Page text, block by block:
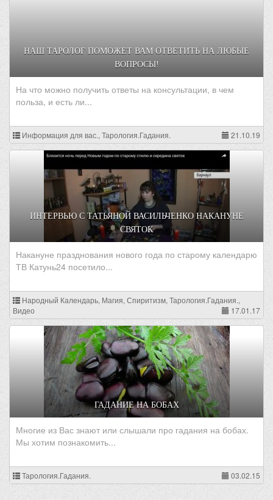
НАШ ТАРОЛОГ ПОМОЖЕТ ВАМ ОТВЕТИТЬ НА ЛЮБЫЕ
ВОПРОСЫ!
На что можно получить ответы на консультации, в чем
польза, и есть ли...
Информация для вас., Тарология.Гадания. 21.10.19
ИНТЕРВЬЮ С ТАТЬЯНОЙ ВАСИЛЬЧЕНКО НАКАНУНЕ
СВЯТОК
Накануне празднования нового года по старому календарю
ТВ Катунь24 посетило...
Народный Календарь, Магия, Спиритизм, Тарология.Гадания.,
Видео
17.01.17
ГАДАНИЕ НА БОБАХ
Многие из Вас знают или слышали про гадания на бобах.
Мы хотим познакомить...
Тарология.Гадания. 03.02.15